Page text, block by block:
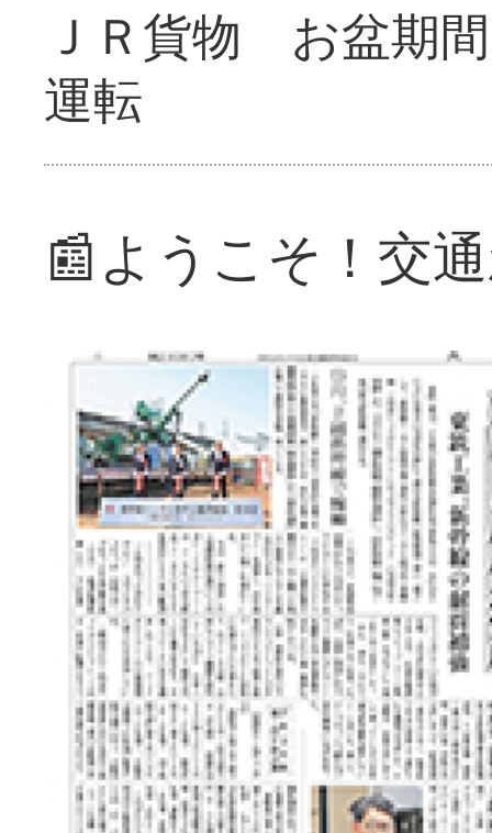
ＪＲ貨物 お盆期
運転
📰ようこそ！交